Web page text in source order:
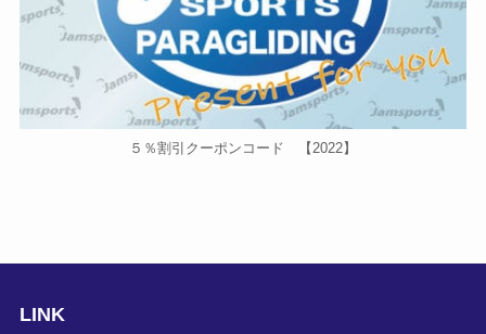
５％割引クーポンコード 【2022】
LINK